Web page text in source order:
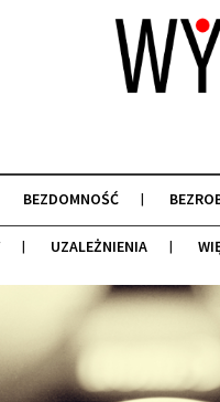
BEZDOMNOŚĆ
UZALEŻNIENIA